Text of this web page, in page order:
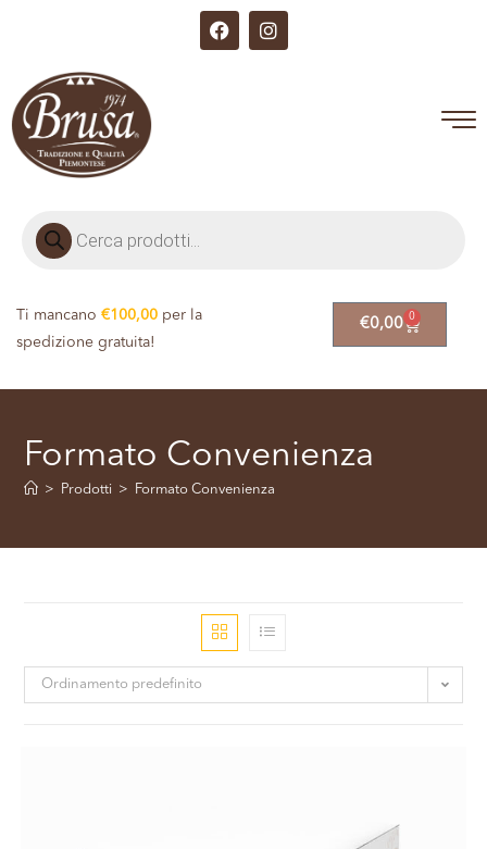
Ti mancano €100,00 per la
spedizione gratuita!
€0,00 0
Formato Convenienza
> Prodotti > Formato Convenienza
Ordinamento predefinito